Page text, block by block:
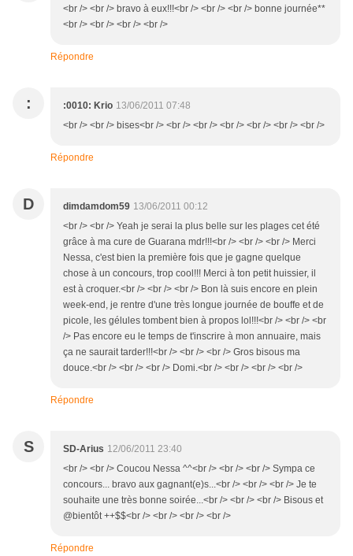
<br /> <br /> bravo à eux!!!<br /> <br /> <br /> bonne journée**
<br /> <br /> <br /> <br />
Répondre
: :0010: Krio 13/06/2011 07:48
<br /> <br /> bises<br /> <br /> <br /> <br /> <br /> <br /> <br />
Répondre
D dimdamdom59 13/06/2011 00:12
<br /> <br /> Yeah je serai la plus belle sur les plages cet été
grâce à ma cure de Guarana mdr!!!<br /> <br /> <br /> Merci
Nessa, c'est bien la première fois que je gagne quelque
chose à un concours, trop cool!!! Merci à ton petit huissier, il
est à croquer.<br /> <br /> <br /> Bon là suis encore en plein
week-end, je rentre d'une très longue journée de bouffe et de
picole, les gélules tombent bien à propos lol!!!<br /> <br /> <br
/> Pas encore eu le temps de t'inscrire à mon annuaire, mais
ça ne saurait tarder!!!<br /> <br /> <br /> Gros bisous ma
douce.<br /> <br /> <br /> Domi.<br /> <br /> <br /> <br />
Répondre
S SD-Arius 12/06/2011 23:40
<br /> <br /> Coucou Nessa ^^<br /> <br /> <br /> Sympa ce
concours... bravo aux gagnant(e)s...<br /> <br /> <br /> Je te
souhaite une très bonne soirée...<br /> <br /> <br /> Bisous et
@bientôt ++$$<br /> <br /> <br /> <br />
Répondre